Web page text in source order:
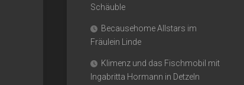
Schäuble
Becausehome Allstars im
Fräulein Linde
Klimenz und das Fischmobil mit
Ingabritta Hormann in Detzeln